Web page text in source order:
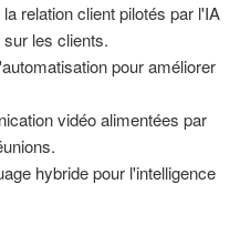
relation client pilotés par l'IA
les clients.
pour améliorer
vidéo alimentées par
hybride pour l'intelligence